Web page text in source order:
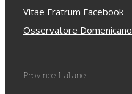
Vitae Fratrum Facebook
Osservatore Domenicano
Province Italiane